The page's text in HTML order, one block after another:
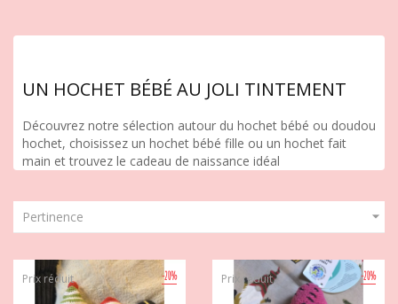
UN HOCHET BÉBÉ AU JOLI TINTEMENT
Découvrez notre sélection autour du hochet bébé ou doudou
hochet, choisissez un hochet bébé fille ou un hochet fait
main et trouvez le cadeau de naissance idéal
Pertinence 
-20%
Prix réduit -20%
Prix réduit